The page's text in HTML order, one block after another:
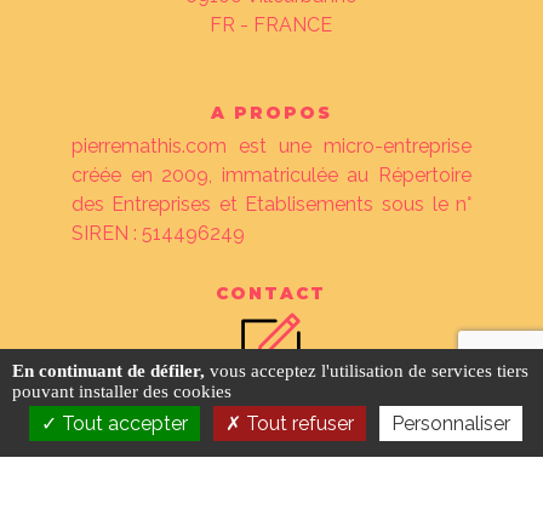
FR - FRANCE
A PROPOS
pierremathis.com est une micro-entreprise
créée en 2009, immatriculée au Répertoire
des Entreprises et Etablisements sous le n°
SIREN : 514496249
CONTACT
©pierremathis.com2026 ❖tarif des
En continuant de défiler, vous acceptez l'utilisation de services tiers
pouvant installer des cookies
Tout accepter Tout refuser Personnaliser